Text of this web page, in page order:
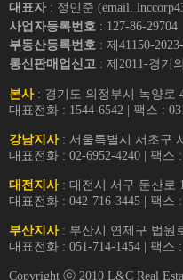
대표자 : 정민준 (email.
사업자등록번호 : 127-86-29704
부동산등록번호 : 제41150-
통신판매업신고 : 제2011-경기
본사: 경기도 의정부시 녹양로
대표전화 : 1544-6542 | 팩스 :
강남지사: 서울특별시 서초구
대표전화 : 02-6952-4240 | 팩스
대전지사: 대전시 서구 둔산로
대표전화 : 042-716-3445 | 팩스
부산지사: 부산시 연제구 법원
대표전화 : 051-714-1454 | 팩스
Copyright ⓒ 2010 L&C Real